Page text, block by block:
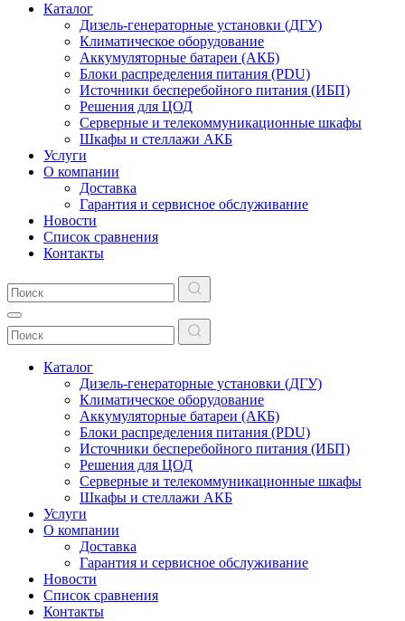
Каталог
Дизель-генераторные установки (ДГУ)
Климатическое оборудование
Аккумуляторные батареи (АКБ)
Блоки распределения питания (PDU)
Источники бесперебойного питания (ИБП)
Решения для ЦОД
Серверные и телекоммуникационные шкафы
Шкафы и стеллажи АКБ
Услуги
О компании
Доставка
Гарантия и сервисное обслуживание
Новости
Список сравнения
Контакты
Каталог
Дизель-генераторные установки (ДГУ)
Климатическое оборудование
Аккумуляторные батареи (АКБ)
Блоки распределения питания (PDU)
Источники бесперебойного питания (ИБП)
Решения для ЦОД
Серверные и телекоммуникационные шкафы
Шкафы и стеллажи АКБ
Услуги
О компании
Доставка
Гарантия и сервисное обслуживание
Новости
Список сравнения
Контакты